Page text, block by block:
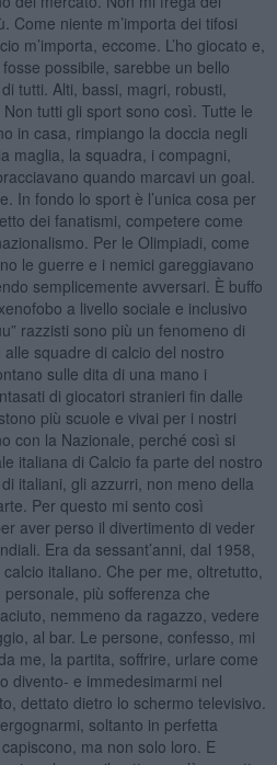
Come niente m’importa dei tifosi
m’importa, eccome. L’ho giocato e,
possibile, sarebbe un bello
tutti. Alti, bassi, magri, robusti,
tutti gli sport sono così. Tutte le
in casa, rimpiango la doccia negli
maglia, la squadra, i compagni,
quando marcavi un goal.
In fondo lo sport è l’unica cosa per
dei fanatismi, competere come
Per le Olimpiadi, come
le guerre e i nemici gareggiavano
semplicemente avversari. È buffo
a livello sociale e inclusivo
razzisti sono più un fenomeno di
squadre di calcio del nostro
sulle dita di una mano i
di giocatori stranieri fin dalle
più scuole e vivai per i nostri
con la Nazionale, perché così si
italiana di Calcio fa parte del nostro
italiani, gli azzurri, non meno della
Per questo mi sento così
aver perso il divertimento di veder
Era da sessant’anni, dal 1958,
italiano. Che per me, oltretutto,
più sofferenza che
nemmeno da ragazzo, vedere
al bar. Le persone, confesso, mi
me, la partita, soffrire, urlare come
divento- e immedesimarmi nel
dettato dietro lo schermo televisivo.
soltanto in perfetta
ma non solo loro. E